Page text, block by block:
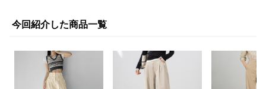
今回紹介した商品一覧